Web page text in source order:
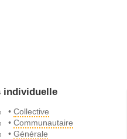
individuelle
• Collective
• Communautaire
• Générale